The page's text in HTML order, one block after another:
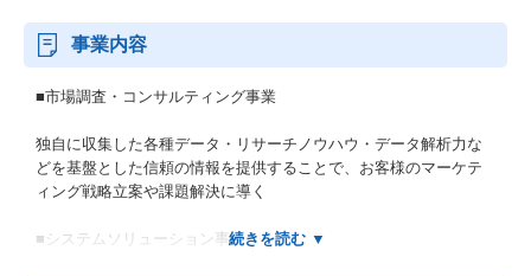
事業内容
■市場調査・コンサルティング事業
独自に収集した各種データ・リサーチノウハウ・データ解析力な
どを基盤とした信頼の情報を提供することで、お客様のマーケテ
ィング戦略立案や課題解決に導く
■システムソリューション事業